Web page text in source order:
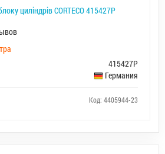
циліндрів CORTECO 415427P
415427P
Германия
Код: 4405944-23